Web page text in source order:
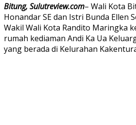
Bitung, Sulutreview.com– Wali Kota
Honandar SE dan Istri Bunda Ellen
Wakil Wali Kota Randito Maringka
rumah kediaman Andi Ka Ua
yang berada di Kelurahan